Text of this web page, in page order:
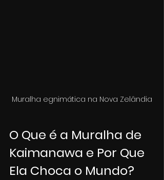
Muralha egnimática na Nova Zelândia
O Que é a Muralha de
Kaimanawa e Por Que
Ela Choca o Mundo?